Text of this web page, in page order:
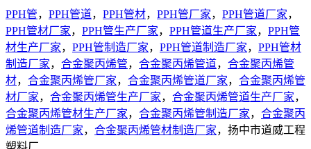
PPH管， PPH管道， PPH管材， PPH管厂家， PPH管道厂家，
PPH管材厂家， PPH管生产厂家， PPH管道生产厂家， PPH管
材生产厂家， PPH管制造厂家， PPH管道制造厂家， PPH管材
制造厂家， 合金聚丙烯管， 合金聚丙烯管道， 合金聚丙烯管
材， 合金聚丙烯管厂家， 合金聚丙烯管道厂家， 合金聚丙烯管
材厂家， 合金聚丙烯管生产厂家， 合金聚丙烯管道生产厂家，
合金聚丙烯管材生产厂家， 合金聚丙烯管制造厂家， 合金聚丙
烯管道制造厂家， 合金聚丙烯管材制造厂家，扬中市道威工程
塑料厂